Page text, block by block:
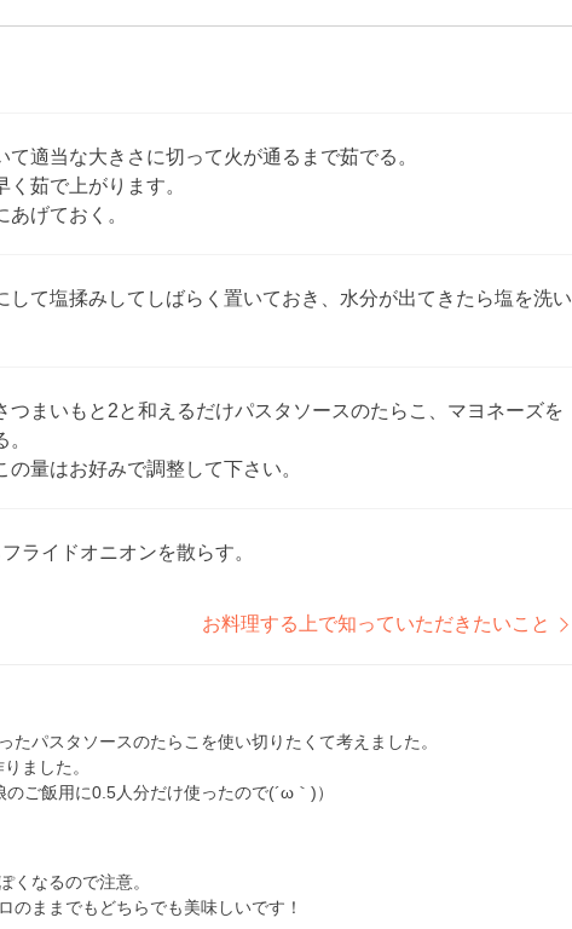
て適当な大きさに切って火が通るまで茹でる。
茹で上がります。
げておく。
して塩揉みしてしばらく置いておき、水分が出てきたら塩を洗い
つまいもと2と和えるだけパスタソースのたらこ、マヨネーズを
量はお好みで調整して下さい。
ライドオニオンを散らす。
お料理する上で知っていただきたいこと
たパスタソースのたらこを使い切りたくて考えました。
ました。
のご飯用に0.5人分だけ使ったので(´ω｀)）
くなるので注意。
のままでもどちらでも美味しいです！